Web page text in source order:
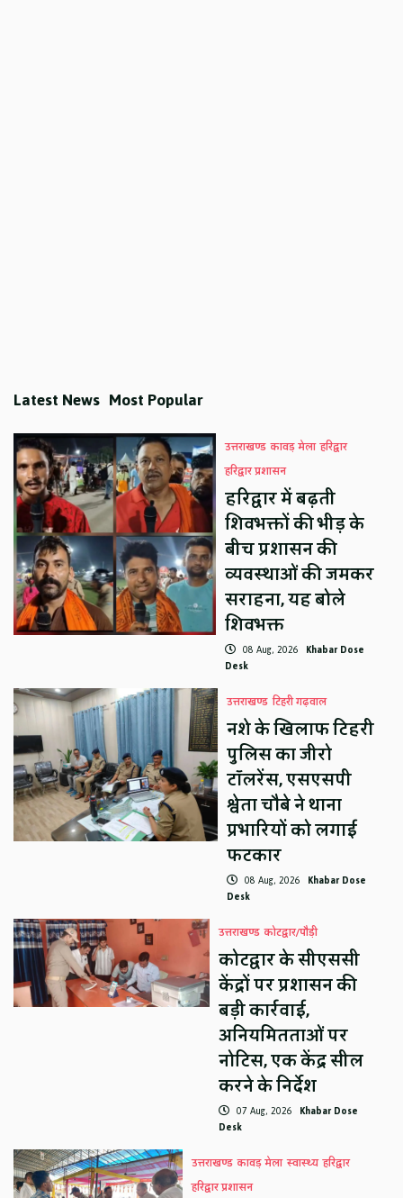
Latest News Most Popular
उत्तराखण्ड कावड़ मेला हरिद्वार
हरिद्वार प्रशासन
हरिद्वार में बढ़ती
शिवभक्तों की भीड़ के
बीच प्रशासन की
व्यवस्थाओं की जमकर
सराहना, यह बोले
शिवभक्त
08 Aug, 2026 Khabar Dose
Desk
उत्तराखण्ड टिहरी गढ़वाल
नशे के खिलाफ टिहरी
पुलिस का जीरो
टॉलरेंस, एसएसपी
श्वेता चौबे ने थाना
प्रभारियों को लगाई
फटकार
08 Aug, 2026 Khabar Dose
Desk
उत्तराखण्ड कोटद्वार/पौड़ी
कोटद्वार के सीएससी
केंद्रों पर प्रशासन की
बड़ी कार्रवाई,
अनियमितताओं पर
नोटिस, एक केंद्र सील
करने के निर्देश
07 Aug, 2026 Khabar Dose
Desk
उत्तराखण्ड कावड़ मेला स्वास्थ्य हरिद्वार
हरिद्वार प्रशासन